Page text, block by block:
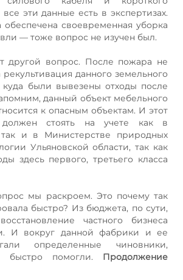
эти данные есть в экспертизах.
своевременная уборка
— тоже вопрос не изучен был.
другой вопрос. После пожара не
данного земельного
куда были вывезены отходы после
данный объект мебельного
к опасным объектам. И этот
стоять на учете как в
так и в Министерстве природных
Ульяновской области, так как
здесь первого, третьего класса
мы раскроем. Это почему так
быстро? Из бюджета, по сути,
частного бизнеса
И вокруг данной фабрики и ее
определенные чиновники,
быстро помогли. Продолжение